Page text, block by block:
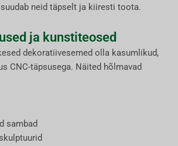
neid täpselt ja kiiresti toota.
ja kunstiteosed
dekoratiivesemed olla kasumlikud,
CNC-täpsusega. Näited hõlmavad
sambad